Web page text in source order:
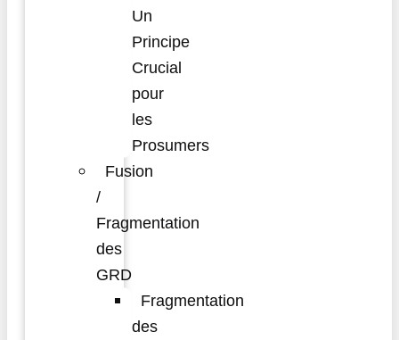
Un
Principe
Crucial
pour
les
Prosumers
Fusion
/
Fragmentation
des
GRD
Fragmentation
des